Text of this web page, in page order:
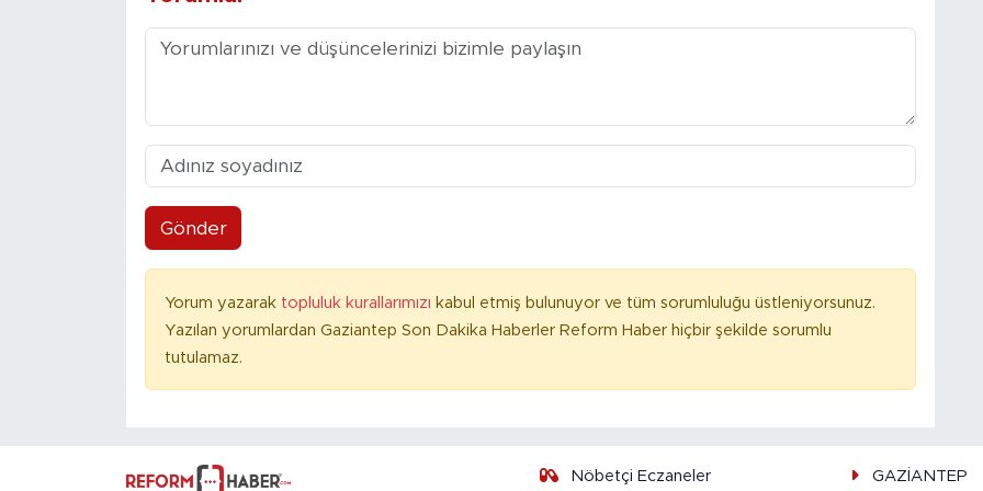
Gönder
Yorum yazarak topluluk kurallarımızı kabul etmiş bulunuyor ve tüm sorumluluğu üstleniyorsunuz.
Yazılan yorumlardan Gaziantep Son Dakika Haberler Reform Haber hiçbir şekilde sorumlu
tutulamaz.
Nöbetçi Eczaneler GAZİANTEP